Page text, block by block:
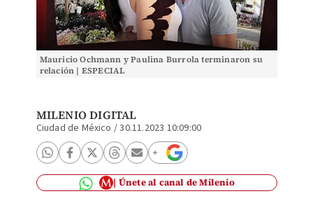
Mauricio Ochmann y Paulina Burrola terminaron su
relación | ESPECIAL
MILENIO DIGITAL
Ciudad de México /30.11.2023 10:09:00
Únete al canal de Milenio